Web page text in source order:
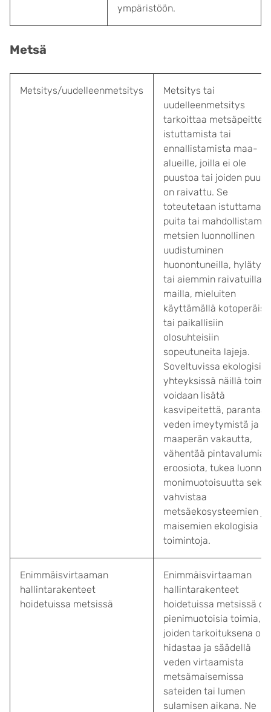
ympäristöön.
Metsä
Metsitys/uudelleenmetsitys
Metsitys tai
uudelleenmetsitys
tarkoittaa
istuttamista tai
ennallistamista maa-
alueille, joilla ei ole
puustoa tai joiden
on raivattu. Se
toteutetaan istuttamalla
puita tai
metsien luonnollinen
uudistuminen
huonontuneilla,
tai aiemmin raivatuilla
mailla, mieluiten
käyttämällä
tai paikallisiin
olosuhteisiin
sopeutuneita lajeja.
Soveltuvissa
yhteyksissä näillä
voidaan lisätä
kasvipeitettä, parantaa
veden imeytymistä ja
maaperän vakautta,
vähentää pintavalumia
eroosiota, tukea
monimuotoisuutta sekä
vahvistaa
metsäekosysteemien
maisemien ekologisia
toimintoja.
Enimmäisvirtaaman
hallintarakenteet
hoidetuissa metsissä
Enimmäisvirtaaman
hallintarakenteet
hoidetuissa metsissä
pienimuotoisia toimia,
joiden tarkoituksena on
hidastaa ja säädellä
veden virtaamista
metsämaisemissa
sateiden tai lumen
sulamisen aikana. Ne